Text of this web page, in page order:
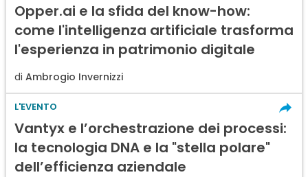
Opper.ai e la sfida del know-how:
come l'intelligenza artificiale trasforma
l'esperienza in patrimonio digitale
di Ambrogio Invernizzi
L'EVENTO
Vantyx e l’orchestrazione dei processi:
la tecnologia DNA e la "stella polare"
dell’efficienza aziendale